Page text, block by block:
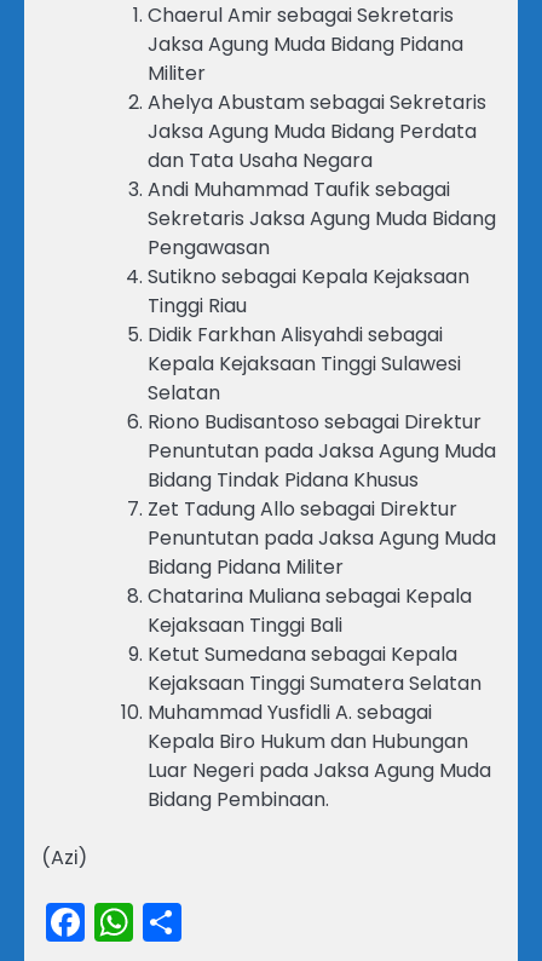
Chaerul Amir sebagai Sekretaris
Jaksa Agung Muda Bidang Pidana
Militer
Ahelya Abustam sebagai Sekretaris
Jaksa Agung Muda Bidang Perdata
dan Tata Usaha Negara
Andi Muhammad Taufik sebagai
Sekretaris Jaksa Agung Muda Bidang
Pengawasan
Sutikno sebagai Kepala Kejaksaan
Tinggi Riau
Didik Farkhan Alisyahdi sebagai
Kepala Kejaksaan Tinggi Sulawesi
Selatan
Riono Budisantoso sebagai Direktur
Penuntutan pada Jaksa Agung Muda
Bidang Tindak Pidana Khusus
Zet Tadung Allo sebagai Direktur
Penuntutan pada Jaksa Agung Muda
Bidang Pidana Militer
Chatarina Muliana sebagai Kepala
Kejaksaan Tinggi Bali
Ketut Sumedana sebagai Kepala
Kejaksaan Tinggi Sumatera Selatan
Muhammad Yusfidli A. sebagai
Kepala Biro Hukum dan Hubungan
Luar Negeri pada Jaksa Agung Muda
Bidang Pembinaan.
(Azi)
Facebook
WhatsApp